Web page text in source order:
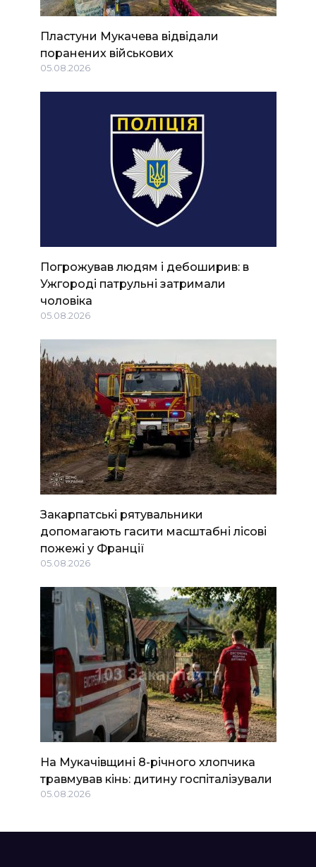
Пластуни Мукачева відвідали
поранених військових
05.08.2026
Погрожував людям і дебоширив: в
Ужгороді патрульні затримали
чоловіка
05.08.2026
Закарпатські рятувальники
допомагають гасити масштабні лісові
пожежі у Франції
05.08.2026
На Мукачівщині 8-річного хлопчика
травмував кінь: дитину госпіталізували
05.08.2026